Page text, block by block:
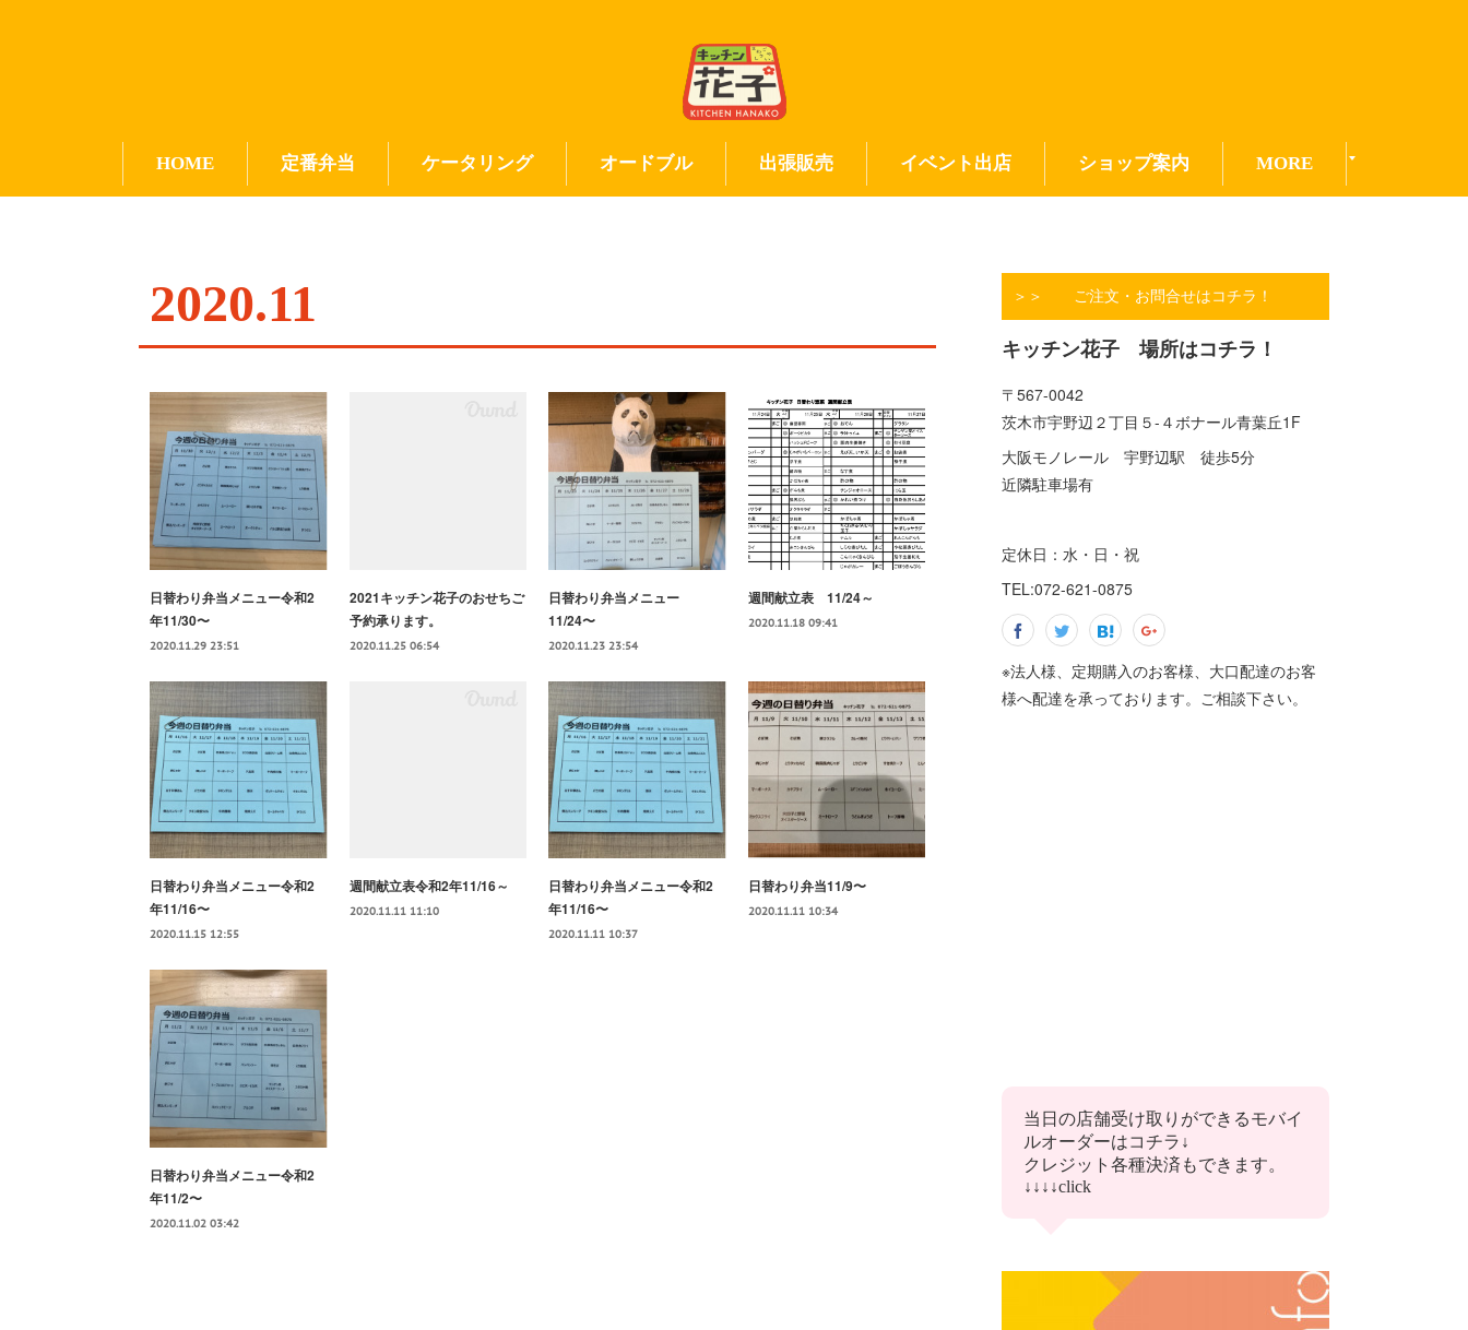
HOME 定番弁当 ケータリング オードブル 出張販売 イベント出店 ショップ案内 MORE
2020.11
日替わり弁当メニュー令和2
年11/30〜
2020.11.29 23:51
2021キッチン花子のおせちご
予約承ります。
2020.11.25 06:54
日替わり弁当メニュー
11/24〜
2020.11.23 23:54
週間献立表 11/24～
2020.11.18 09:41
日替わり弁当メニュー令和2
年11/16〜
2020.11.15 12:55
週間献立表令和2年11/16～
2020.11.11 11:10
日替わり弁当メニュー令和2
年11/16〜
2020.11.11 10:37
日替わり弁当11/9〜
2020.11.11 10:34
日替わり弁当メニュー令和2
年11/2〜
2020.11.02 03:42
＞＞ ご注文・お問合せはコチラ！
キッチン花子 場所はコチラ！
〒567-0042
茨木市宇野辺２丁目５-４ボナール青葉丘1F
大阪モノレール 宇野辺駅 徒歩5分
近隣駐車場有
定休日：水・日・祝
TEL:072-621-0875
※法人様、定期購入のお客様、大口配達のお客
様へ配達を承っております。ご相談下さい。